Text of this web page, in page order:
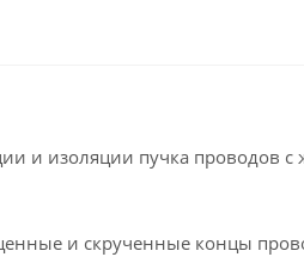
и изоляции пучка проводов с
и скрученные концы